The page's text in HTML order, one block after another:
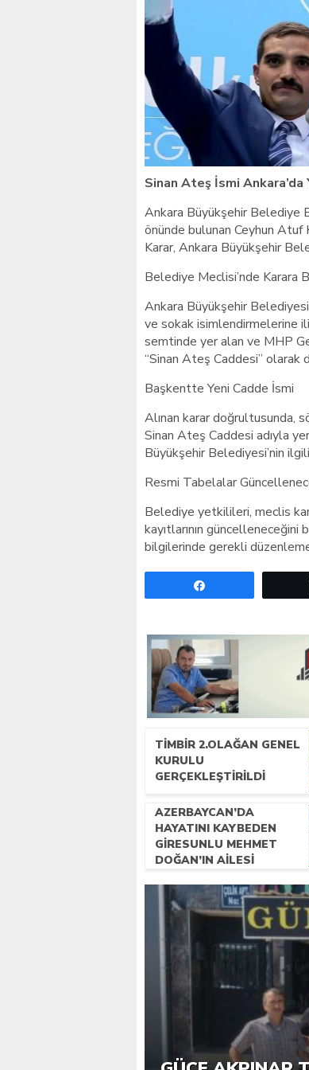
Giresunlu
Sinan Ateş İsmi Ankara’da
Ankara Büyükşehir Belediye
önünde bulunan Ceyhun Atuf
Karar, Ankara Büyükşehir
Belediye Meclisi’nde Karara
Ankara Büyükşehir
ve sokak isimlendirmelerine
semtinde yer alan ve MHP
“Sinan Ateş Caddesi” olarak
Başkentte Yeni Cadde İsmi
Alınan karar doğrultusunda,
Sinan Ateş Caddesi adıyla
Büyükşehir Belediyesi’nin
Resmi Tabelalar
Belediye yetkilileri, meclis
kayıtlarının
bilgilerinde gerekli
TİMBİR 2.OLAĞAN GENEL
KURULU
GERÇEKLEŞTIRILDI
AZERBAYCAN’DA
HAYATINI KAYBEDEN
GIRESUNLU MEHMET
DOĞAN’IN AILESI